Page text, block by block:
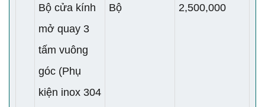
Bộ cửa kính
mở quay 3
tấm vuông
góc (Phụ
kiện inox 304
Bộ 2,500,000